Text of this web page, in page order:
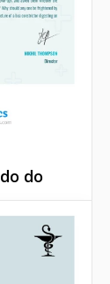
do
encontrar